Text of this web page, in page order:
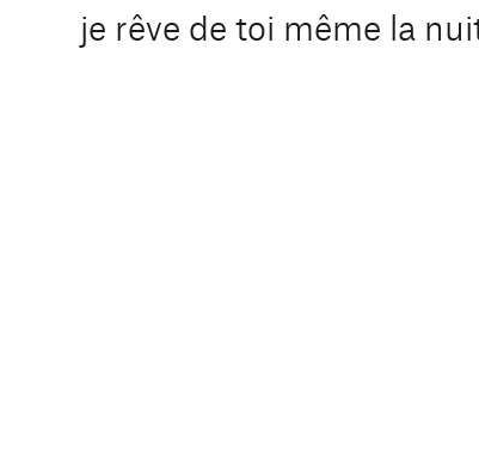
Publicationje rêve de toi même la